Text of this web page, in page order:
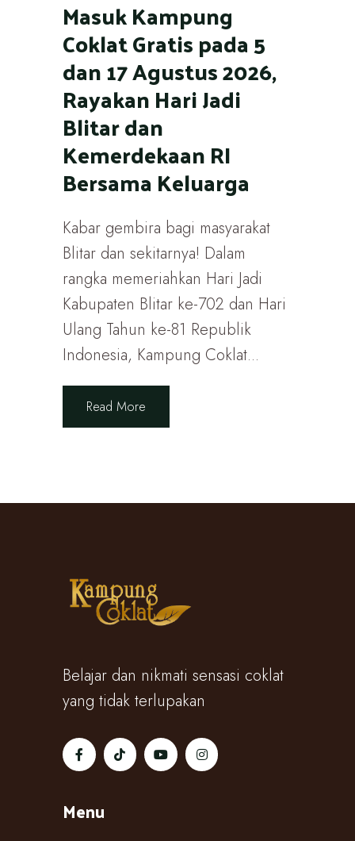
Masuk Kampung
Coklat Gratis pada 5
dan 17 Agustus 2026,
Rayakan Hari Jadi
Blitar dan
Kemerdekaan RI
Bersama Keluarga
Kabar gembira bagi masyarakat
Blitar dan sekitarnya! Dalam
rangka memeriahkan Hari Jadi
Kabupaten Blitar ke-702 dan Hari
Ulang Tahun ke-81 Republik
Indonesia, Kampung Coklat...
Read More
Belajar dan nikmati sensasi coklat
yang tidak terlupakan
Menu